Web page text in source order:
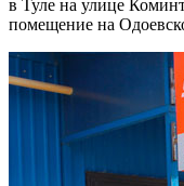
в Туле на улице
помещение на